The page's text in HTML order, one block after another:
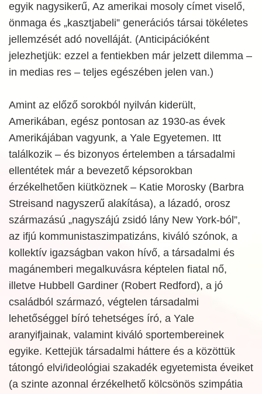
egyik nagysikerű, Az amerikai mosoly címet viselő,
önmaga és „kasztjabeli” generációs társai tökéletes
jellemzését adó novelláját. (Anticipációként
jelezhetjük: ezzel a fentiekben már jelzett dilemma –
in medias res – teljes egészében jelen van.)
Amint az előző sorokból nyilván kiderült,
Amerikában, egész pontosan az 1930-as évek
Amerikájában vagyunk, a Yale Egyetemen. Itt
találkozik – és bizonyos értelemben a társadalmi
ellentétek már a bevezető képsorokban
érzékelhetően kiütköznek – Katie Morosky (Barbra
Streisand nagyszerű alakítása), a lázadó, orosz
származású „nagyszájú zsidó lány New York-ból”,
az ifjú kommunistaszimpatizáns, kiváló szónok, a
kollektív igazságban vakon hívő, a társadalmi és
magánemberi megalkuvásra képtelen fiatal nő,
illetve Hubbell Gardiner (Robert Redford), a jó
családból származó, végtelen társadalmi
lehetőséggel bíró tehetséges író, a Yale
aranyifjainak, valamint kiváló sportembereinek
egyike. Kettejük társadalmi háttere és a közöttük
tátongó elvi/ideológiai szakadék egyetemista éveiket
(a szinte azonnal érzékelhető kölcsönös szimpátia